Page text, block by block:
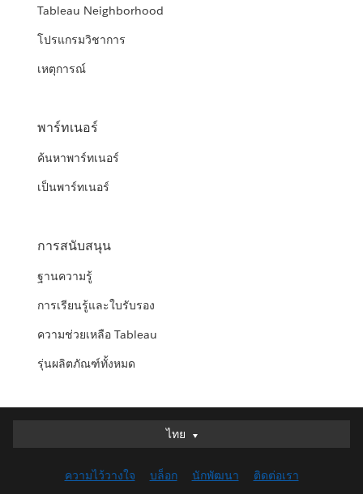
Tableau Neighborhood
โปรแกรมวิชาการ
เหตุการณ์
พาร์ทเนอร์
ค้นหาพาร์ทเนอร์
เป็นพาร์ทเนอร์
การสนับสนุน
ฐานความรู้
การเรียนรู้และใบรับรอง
ความช่วยเหลือ Tableau
รุ่นผลิตภัณฑ์ทั้งหมด
ไทย
ไทย
English (UK)
ความไว้วางใจ บล็อก นักพัฒนา ติดต่อเรา